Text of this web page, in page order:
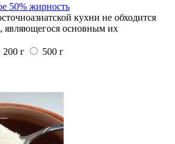
50% жирность
кухни не обходится
являющегося основным их
200 г
500 г